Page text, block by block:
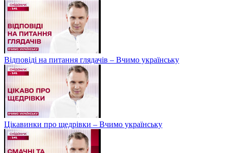
Відповіді на питання глядачів – Вчимо українську
Цікавинки про щедрівки – Вчимо українську